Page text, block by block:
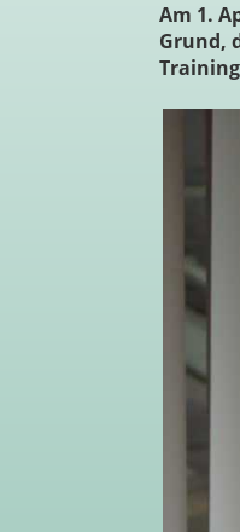
Am 1.
Grund,